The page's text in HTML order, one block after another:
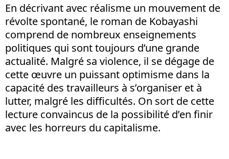
En décrivant avec réalisme un mouvement de
révolte spontané, le roman de Kobayashi
comprend de nombreux enseignements
politiques qui sont toujours d’une grande
actualité. Malgré sa violence, il se dégage de
cette œuvre un puissant optimisme dans la
capacité des travailleurs à s’organiser et à
lutter, malgré les difficultés. On sort de cette
lecture convaincus de la possibilité d’en finir
avec les horreurs du capitalisme.